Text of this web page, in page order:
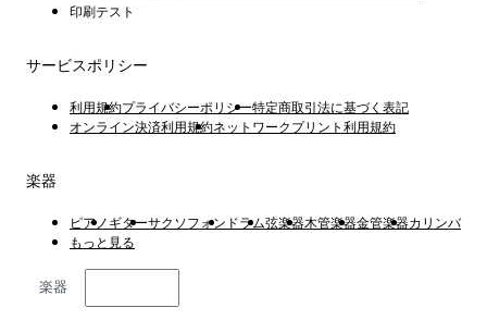
印刷テスト
サービスポリシー
利用規約プライバシーポリシー特定商取引法に基づく表記
オンライン決済利用規約ネットワークプリント利用規約
楽器
ピアノ ギターサクソフォン ドラム弦楽器木管楽器金管楽器カリンバ
もっと見る
楽器